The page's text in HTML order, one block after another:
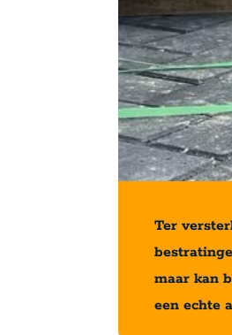
Ter
maar kan
een echte